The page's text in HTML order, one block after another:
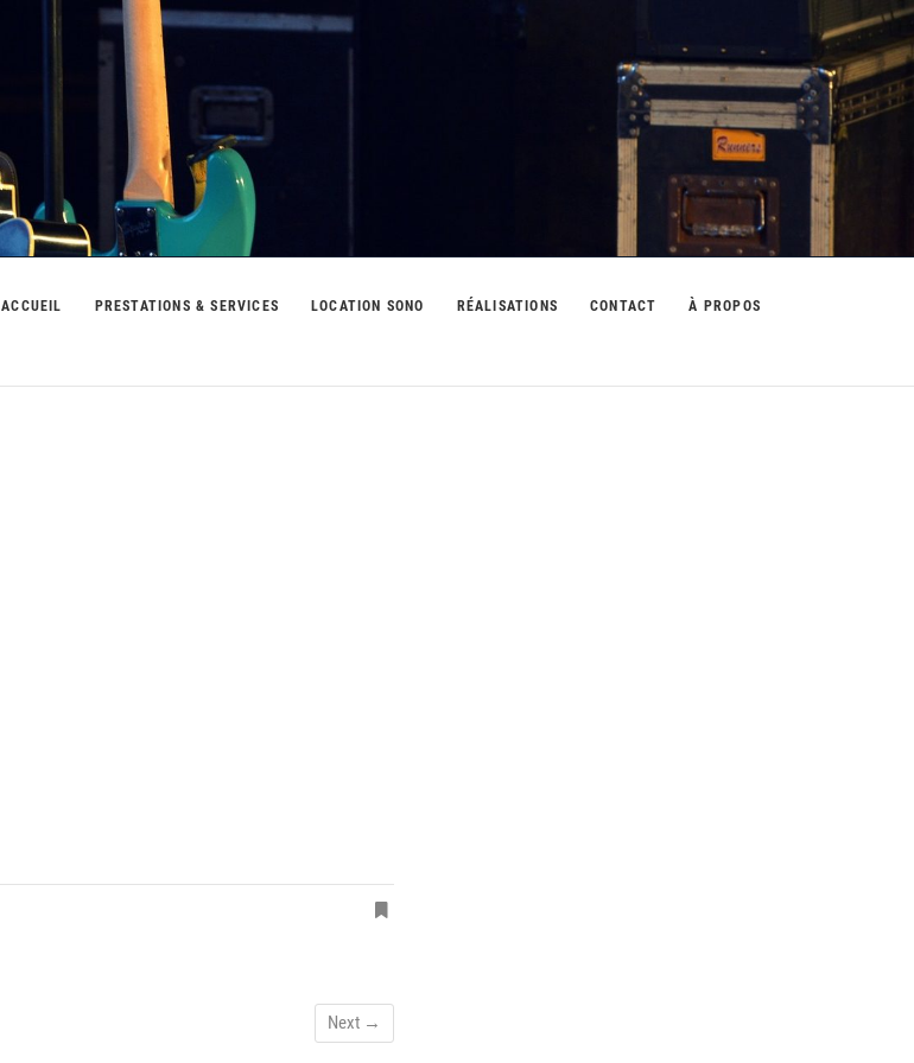
ACCUEIL PRESTATIONS & SERVICES LOCATION SONO RÉALISATIONS CONTACT À PROPOS
Next →